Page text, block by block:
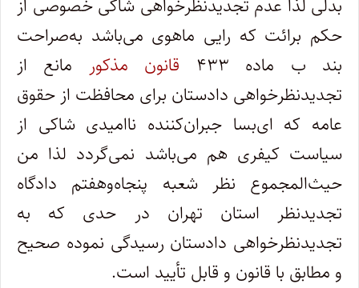
بدلی لذا عدم تجدیدنظرخواهی شاکی خصوصی از
حکم برائت که رایی ماهوی می‌باشد به‌صراحت
بند ب ماده ۴۳۳
قانون مذکور مانع از
تجدیدنظرخواهی دادستان برای محافظت از حقوق
عامه که ای‌بسا جبران‌کننده ناامیدی شاکی از
سیاست کیفری هم می‌باشد نمی‌گردد لذا من
حیث‌المجموع نظر شعبه پنجاه‌و‌هفتم دادگاه
تجدیدنظر استان تهران در حدی که به
تجدیدنظرخواهی دادستان رسیدگی نموده صحیح
و مطابق با قانون و قابل تأیید است.